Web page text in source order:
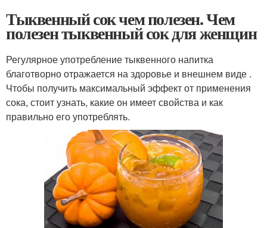
Тыквенный сок чем полезен. Чем
полезен тыквенный сок для женщин
Регулярное употребление тыквенного напитка
благотворно отражается на здоровье и внешнем виде .
Чтобы получить максимальный эффект от применения
сока, стоит узнать, какие он имеет свойства и как
правильно его употреблять.